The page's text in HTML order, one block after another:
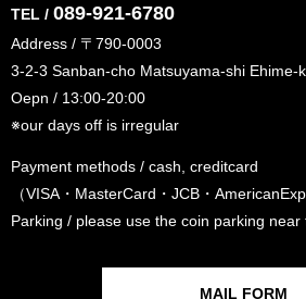
TEL / 089-921-6780
Address / 〒790-0003
3-2-3 Sanban-cho Matsuyama-shi Ehime-
Oepn / 13:00-20:00
※our days off is irregular
Payment methods / cash, creditcard
（VISA・MasterCard・JCB・
Parking / please use the coin parking near
MAIL FORM